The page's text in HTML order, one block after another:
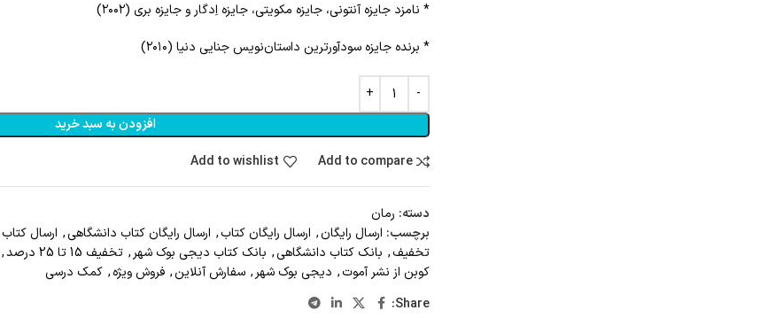
* نامزد جایزه آنتونی، جایزه مکویتی، جایزه اِدگار و جایزه بری (۲۰۰۲)‌
* برنده جایزه سودآورترین داستان‌نویس جنایی دنیا (۲۰۱۰)‌
افزودن به سبد خرید
Add to compare
Add to wishlist
دسته: رمان
برچسب: ارسال رايگان, ارسال رايگان کتاب, ارسال رايگان کتاب دانشگاهي, ارسال کتاب
تخفيف, بانک کتاب دانشگاهی, بانک کتاب دیجی بوک شهر, تخفیف 15 تا 25 درصد ,
کوبن از نشر آموت, دیجی بوک شهر, سفارش آنلاين, فروش ويژه, کمک درسی
Share: